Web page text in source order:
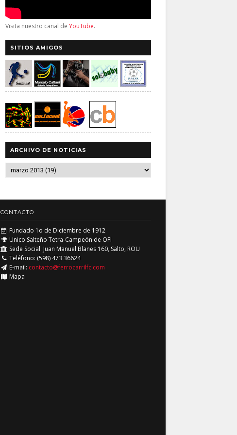
Visita nuestro canal de YouTube.
SITIOS AMIGOS
ARCHIVO DE NOTICIAS
CONTACTO
Fundado 1o de Diciembre de 1912
Unico Salteño Tetra-Campeón de OFI
Sede Social: Juan Manuel Blanes 160, Salto, ROU
Teléfono: (598) 473 36624
E-mail: contacto@ferrocarrilfc.com
Mapa